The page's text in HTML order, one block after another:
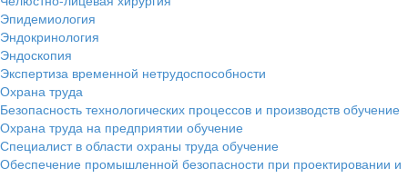
Эпидемиология
Эндокринология
Эндоскопия
Экспертиза временной нетрудоспособности
Охрана труда
Безопасность технологических процессов и производств обучение
Охрана труда на предприятии обучение
Специалист в области охраны труда обучение
Обеспечение промышленной безопасности при проектировании и